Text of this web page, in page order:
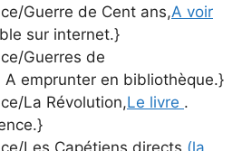
Guerre de Cent ans,A voir
sur internet.}
Guerres de
A emprunter en bibliothèque.}
La Révolution,Le livre .
Les Capétiens directs,(la